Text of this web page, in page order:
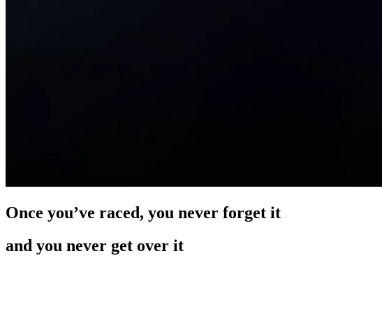
Once you’ve raced, you never forget it
and you never get over it